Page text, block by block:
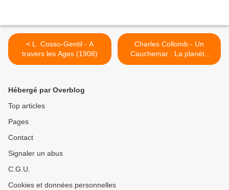
< L. Cosso-Gentil - A
travers les Ages (1908)
Charles Collomb - Un
Cauchemar : La planète
Mars (1909-1910) >
Hébergé par Overblog
Top articles
Pages
Contact
Signaler un abus
C.G.U.
Cookies et données personnelles